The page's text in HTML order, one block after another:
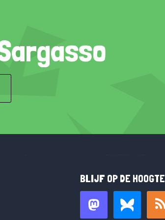
BLIJF OP DE HOOGTE